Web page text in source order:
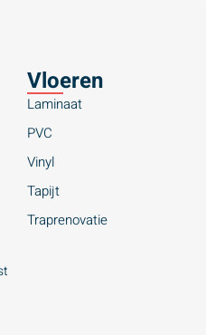
Vloeren
Laminaat
PVC
Vinyl
Tapijt
Traprenovatie